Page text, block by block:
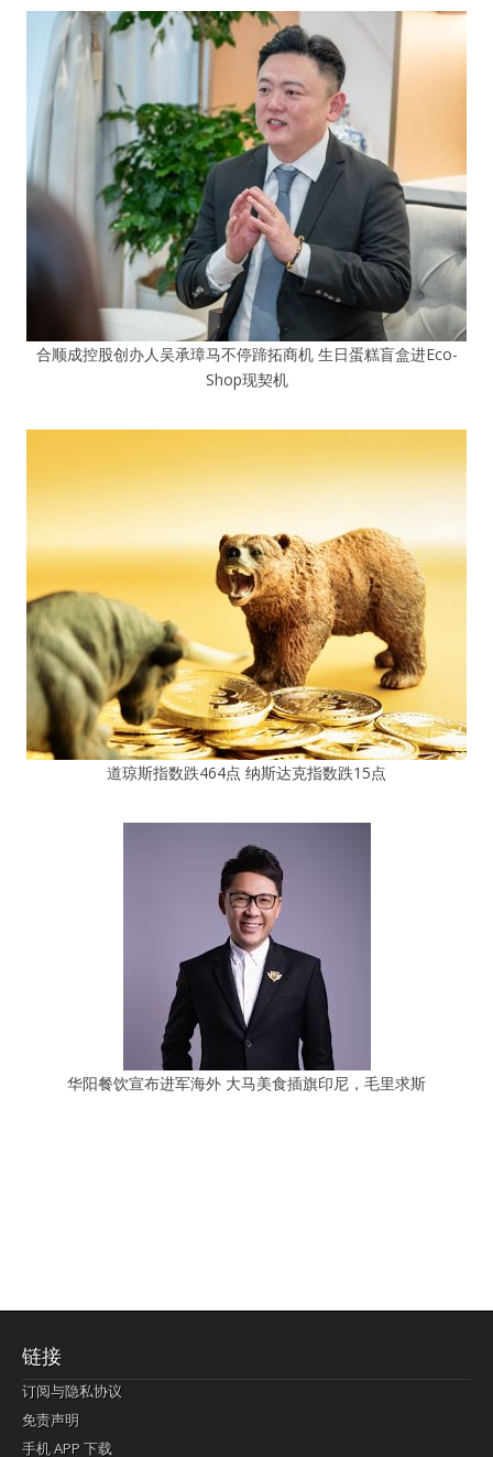
合顺成控股创办人吴承璋马不停蹄拓商机 生日蛋糕盲盒进Eco-
Shop现契机
道琼斯指数跌464点 纳斯达克指数跌15点
华阳餐饮宣布进军海外 大马美食插旗印尼，毛里求斯
链接
订阅与隐私协议
免责声明
手机 APP 下载